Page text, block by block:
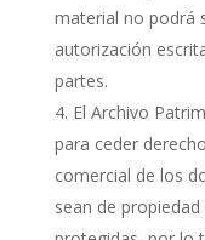
material no podrá
autorización
partes.
El Archivo
para ceder
comercial de los
sean de